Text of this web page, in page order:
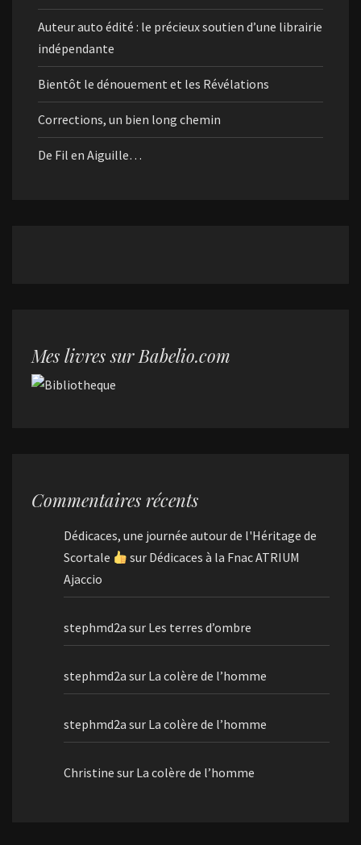
Auteur auto édité : le précieux soutien d’une librairie
indépendante
Bientôt le dénouement et les Révélations
Corrections, un bien long chemin
De Fil en Aiguille…
Mes livres sur Babelio.com
Commentaires récents
Dédicaces, une journée autour de l'Héritage de
Scortale
sur Dédicaces à la Fnac ATRIUM
Ajaccio
stephmd2a sur Les terres d’ombre
stephmd2a sur La colère de l’homme
stephmd2a sur La colère de l’homme
Christine sur La colère de l’homme